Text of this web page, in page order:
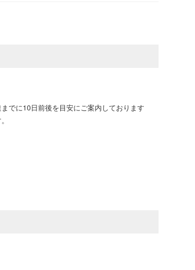
でに10日前後を目安にご案内しております